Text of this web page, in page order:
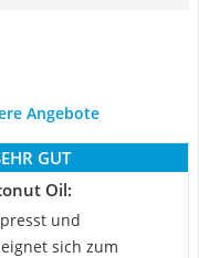
Angebote
GUT
Oil:
und
sich zum